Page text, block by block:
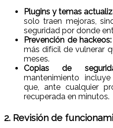
Plugins y temas
solo traen mejoras,
seguridad por donde
Prevención de hackeos:
más difícil de vulnerar
meses.
Copias de
mantenimiento
que, ante cualquier
recuperada en minutos.
2. Revisión de